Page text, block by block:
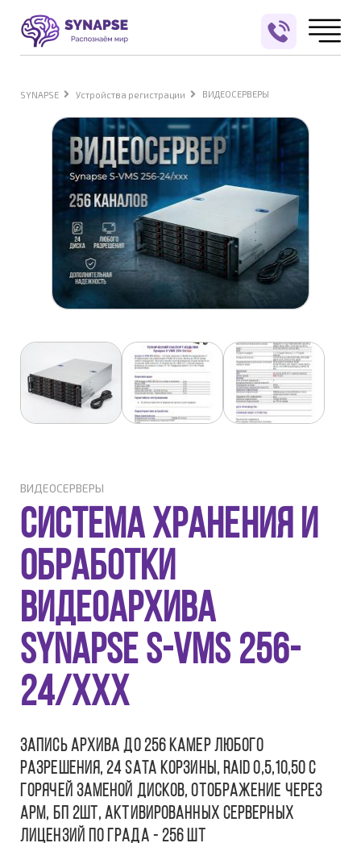
SYNAPSE Устройства регистрации ВИДЕОСЕРВЕРЫ
ВИДЕОСЕРВЕРЫ
Система хранения и
обработки
видеоархива
Synapse S-VMS 256-
24/xxx
Запись архива до 256 камер любого
разрешения, 24 SATA корзины, RAID 0,5,10,50 с
горячей заменой дисков, отображение через
АРМ, БП 2шт, активированных серверных
лицензий ПО ГРАДА - 256 шт